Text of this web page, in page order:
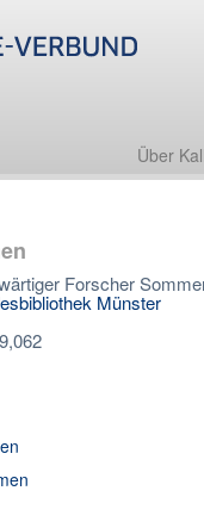
Über
Forscher
Münster